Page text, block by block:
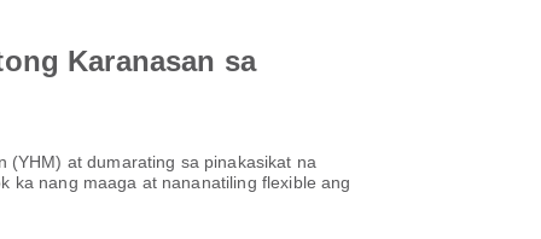
Karanasan sa
(YHM) at dumarating sa pinakasikat na
ka nang maaga at nananatiling flexible ang